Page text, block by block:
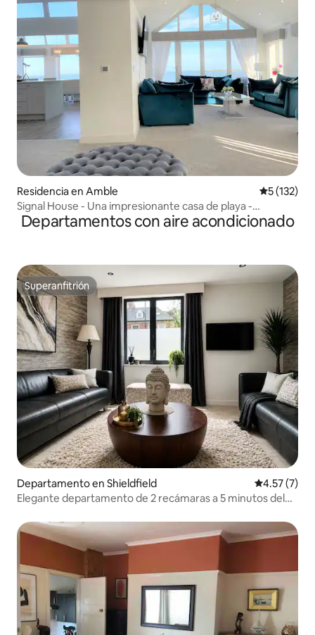
Residencia en Amble
5 (132)
Signal House - Una impresionante casa de playa -
Construida en 2020
Departamentos con aire acondicionado
Superanfitrión
Superanfitrión
Departamento en Shieldfield Calificación
4.57 (7)
Elegante departamento de 2 recámaras a 5 minutos del